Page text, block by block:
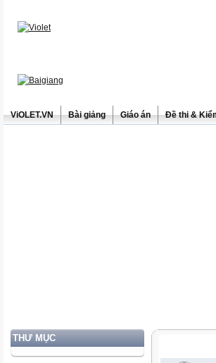
ViOLET.VN Bài giảng Giáo án Đề thi &
THƯ MỤC